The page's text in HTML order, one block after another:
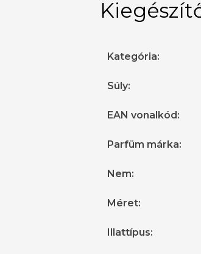
Kategória:
Súly:
EAN vonalkód :
Parfüm márka:
Nem:
Méret:
Illattípus: